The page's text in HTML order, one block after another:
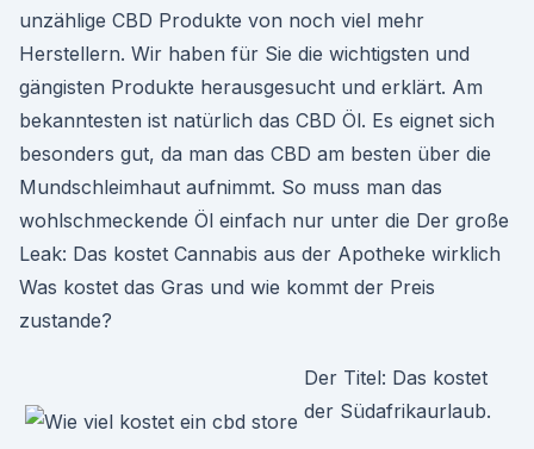
unzählige CBD Produkte von noch viel mehr
Herstellern. Wir haben für Sie die wichtigsten und
gängisten Produkte herausgesucht und erklärt. Am
bekanntesten ist natürlich das CBD Öl. Es eignet sich
besonders gut, da man das CBD am besten über die
Mundschleimhaut aufnimmt. So muss man das
wohlschmeckende Öl einfach nur unter die Der große
Leak: Das kostet Cannabis aus der Apotheke wirklich
Was kostet das Gras und wie kommt der Preis
zustande?
Der Titel: Das kostet
der Südafrikaurlaub.